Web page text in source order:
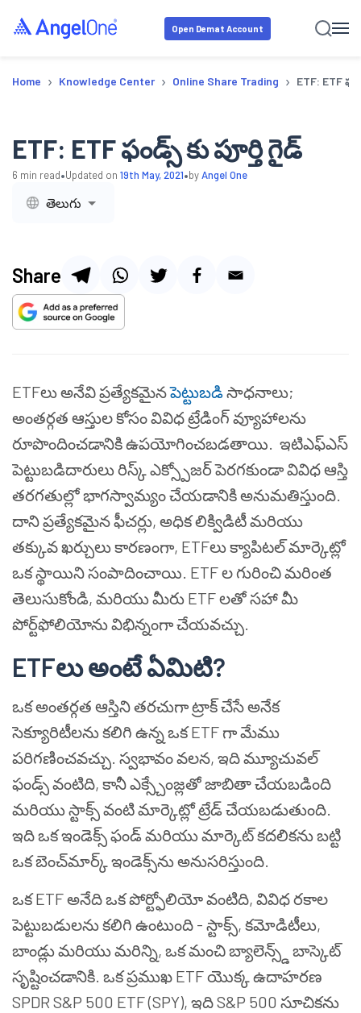
Open Demat Account
Home › Knowledge Center › Online Share Trading › ETF: ETF
ETF: ETF ఫండ్స్ కు పూర్తి గైడ్
6 min read•Updated on 19th May, 2021•byAngel One
తెలుగు
Share
ETFలు అనేవి ప్రత్యేకమైనపెట్టుబడిసాధనాలు;
అంతర్గత ఆస్తుల కోసం వివిధ ట్రేడింగ్ వ్యూహాలను
రూపొందించడానికి ఉపయోగించబడతాయి. ఇటిఎఫ్ఎస్
పెట్టుబడిదారులు రిస్క్ ఎక్స్పోజర్ పెరగకుండా వివిధ ఆస్తి
తరగతుల్లో భాగస్వామ్యం చేయడానికి అనుమతిస్తుంది.
దాని ప్రత్యేకమైన ఫీచర్లు, అధిక లిక్విడిటీ మరియు
తక్కువ ఖర్చులు కారణంగా, ETFలు క్యాపిటల్ మార్కెట్లో
ఒక స్థాయిని సంపాదించాయి. ETF ల గురించి మరింత
తెలుసుకోండి, మరియు మీరు ETF లతో సహా మీ
పోర్ట్‌ఫోలియోను విభిన్నంగా చేయవచ్చు.
ETFలు అంటే ఏమిటి?
ఒక అంతర్గత ఆస్తిని తరచుగా ట్రాక్ చేసే అనేక
సెక్యూరిటీలను కలిగి ఉన్న ఒక ETF గా మేము
పరిగణించవచ్చు. స్వభావం వలన, ఇది మ్యూచువల్
ఫండ్స్ వంటిది, కానీ ఎక్స్చేంజ్లతో జాబితా చేయబడింది
మరియు స్టాక్స్ వంటి మార్కెట్లో ట్రేడ్ చేయబడుతుంది.
ఇది ఒక ఇండెక్స్ ఫండ్ మరియు మార్కెట్ కదలికను బట్టి
ఒక బెంచ్‌మార్క్ ఇండెక్స్‌ను అనుసరిస్తుంది.
ఒక ETF అనేది ఒక పోర్ట్ఫోలియో వంటిది, వివిధ రకాల
పెట్టుబడులను కలిగి ఉంటుంది - స్టాక్స్, కమోడిటీలు,
బాండ్లు మరియు మరిన్ని, ఒక మంచి బ్యాలెన్స్డ్ బాస్కెట్
సృష్టించడానికి. ఒక ప్రముఖ ETF యొక్క ఉదాహరణ
SPDR S&P 500 ETF (SPY), ఇది S&P 500 సూచికను